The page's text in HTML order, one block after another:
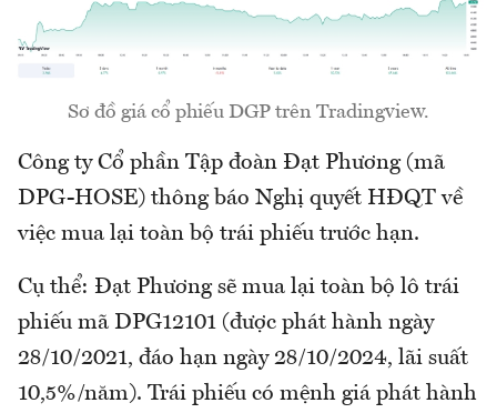
Sơ đồ giá cổ phiếu DGP trên Tradingview.
Công ty Cổ phần Tập đoàn Đạt Phương (mã
DPG-HOSE) thông báo Nghị quyết HĐQT về
việc mua lại toàn bộ trái phiếu trước hạn.
Cụ thể: Đạt Phương sẽ mua lại toàn bộ lô trái
phiếu mã DPG12101 (được phát hành ngày
28/10/2021, đáo hạn ngày 28/10/2024, lãi suất
10,5%/năm). Trái phiếu có mệnh giá phát hành